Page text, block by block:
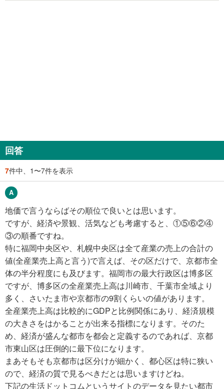
回答
7件中、1〜7件を表示
地価で言うならばその順位で良いとは思います。
ですが、経済や景観、活気なども考慮すると、①⑤⑥②④
③の順番ですね。
特に福岡中央区や、札幌中央区は全て産業の売上の合計の
値(全産業売上高と言う)で言えば、その区だけで、京都市全
体の半分程度にも及びます。福岡市の最大行政区は博多区
ですが、博多区の全産業売上高は川崎市、千葉市全域より
多く、さいたま市や京都市の9割くらいの値があります。
全産業売上高は比較的にGDPと比例関係にあり、経済規模
の大きさをはかることが出来る指標になります。そのた
め、経済が盛んな都市を都会と定義するのであれば、京都
市東山区は圧倒的に最下位になります。
まあそもそも京都市は区分けが細かく、都心区は特に狭い
ので、経済の質で見るべきだとは思いますけどね。
下記の生活ドットコムというサイトのデータを見たい都市